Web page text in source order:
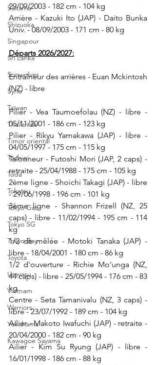
Saitama
Shizuoka
Singapour
Sri Lanka
Sunwolves
Syrie
Taïwan
Thaïlande
Timor oriental
Tochigi
Toda
Tokatsu
Tokyo Gas
Tokyo SG
Tokyo-Bay
Toyota
Urayasu
Vietnam
Warriors
Yokohama
Kawagoe Sayama
29/09/2003 - 182 cm - 104 kg
Arrière - Kazuki Ito (JAP) - Daito Bunka
Univ. - 08/09/2003 - 171 cm - 80 kg
Départs 2026/2027:
Entraîneur des arrières - Euan Mckintosh
(NZ) - libre
Pilier - Vea Taumoefolau (NZ) - libre -
05/11/2001 - 186 cm - 123 kg
Pilier - Rikyu Yamakawa (JAP) - libre -
04/05/1997 - 175 cm - 115 kg
Talonneur - Futoshi Mori (JAP, 2 caps) -
retraite - 25/04/1988 - 175 cm - 105 kg
2ème ligne - Shoichi Takagi (JAP) - libre
- 29/06/1998 - 196 cm - 101 kg
3ème ligne - Shannon Frizell (NZ, 25
caps) - libre - 11/02/1994 - 195 cm - 114
kg
1/2 de mêlée - Motoki Tanaka (JAP) -
libre - 18/04/2001 - 180 cm - 86 kg
1/2 d'ouverture - Richie Mo'unga (NZ,
44 caps) - libre - 25/05/1994 - 176 cm - 83
kg
Centre - Seta Tamanivalu (NZ, 3 caps) -
libre - 23/07/1992 - 189 cm - 104 kg
Ailier - Makoto Iwafuchi (JAP) - retraite -
20/04/2000 - 182 cm - 90 kg
Ailier - Kim Su Ryung (JAP) - libre -
16/01/1998 - 186 cm - 88 kg